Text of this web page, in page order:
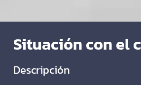
Situación con el
Descripción